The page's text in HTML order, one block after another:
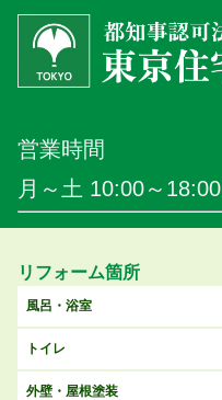
営業時間
月～土 10:00～18:00
リフォーム箇所
風呂・浴室
トイレ
外壁・屋根塗装